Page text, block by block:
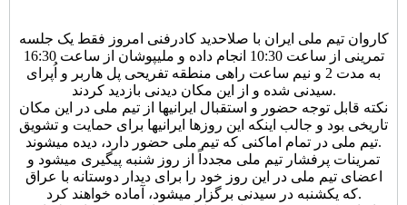
کاروان تیم ملی ایران با صلاحدید کادرفنی امروز فقط یک جلسه
تمرینی از ساعت 10:30 انجام داده و ملیپوشان از ساعت 16:30
به مدت 2 و نیم ساعت راهی منطقه تفریحی پل هاربر و اُپرای
سیدنی شده و از این مکان دیدنی بازدید کردند.
نکته قابل توجه حضور و استقبال ایرانیها از تیم ملی در این مکان
تاریخی بود و جالب اینکه این روزها ایرانیها برای حمایت و تشویق
تیم ملی در تمام اماکنی که تیم ملی حضور دارد، دیده میشوند.
تمرینات پرفشار تیم ملی مجدداً از روز شنبه پیگیری میشود و
اعضای تیم ملی در این روز خود را برای دیدار دوستانه با عراق
که یکشنبه در سیدنی برگزار میشود، آماده خواهند کرد.